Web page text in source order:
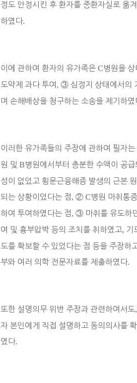
정도 안정시킨 후 환자를 중환자실로 옮
하였다.
이에 관하여 환자의 유가족은 C병원을 상
도약제 과다 투여 , ③ 심정지 상태에서의
며 손해배상을 청구하는 소송을 제기하였
이러한 유가족들의 주장에 관하여 필자
원 및 B병원에서부터 충분한 수액이 공급
성이 없었고 횡문근융해증 발생의 근본
되는 상황이었다는 점, ② C병원 마취통
하여 투여하였다는 점, ③ 마취를 유도하
여 및 흉부압박 등의 조치를 취하였고, 기
도를 확보할 수 있었다는 점 등을 주장하
부와 여러 의학 전문자료를 제출하였다.
또한 설명의무 위반 주장과 관련하여서도,
자 본인에게 직접 설명하고 동의의사를
였다.